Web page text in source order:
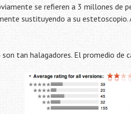
se refieren a 3 millones de
sustituyendo a su
tan halagadores. El promedio de